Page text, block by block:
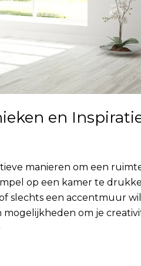
en
manieren om een
op een kamer te
slechts een accentmuur
mogelijkheden om je